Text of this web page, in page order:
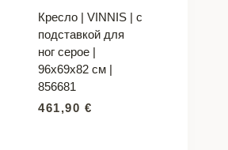
Кресло | VINNIS | с
подставкой для
ног серое |
96x69x82 см |
856681
461,90 €